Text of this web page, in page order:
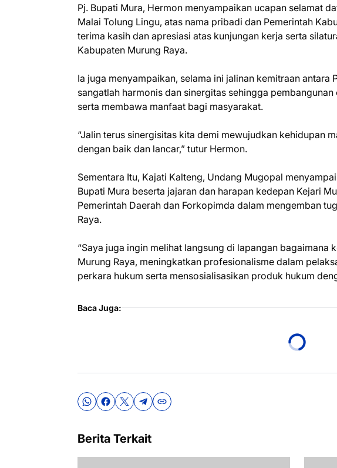
Pj. Bupati Mura, Hermon menyampaikan ucapan selamat
Malai Tolung Lingu, atas nama pribadi dan Pemerintah
terima kasih dan apresiasi atas kunjungan kerja serta
Kabupaten Murung Raya.
Ia juga menyampaikan, selama ini jalinan kemitraan antara
sangatlah harmonis dan sinergitas sehingga
serta membawa manfaat bagi masyarakat.
“Jalin terus sinergisitas kita demi mewujudkan kehidupan
dengan baik dan lancar,” tutur Hermon.
Sementara Itu, Kajati Kalteng, Undang Mugopal
Bupati Mura beserta jajaran dan harapan kedepan Kejari
Pemerintah Daerah dan Forkopimda dalam mengemban
Raya.
“Saya juga ingin melihat langsung di lapangan bagaimana
Murung Raya, meningkatkan profesionalisme dalam
perkara hukum serta mensosialisasikan produk hukum
Baca Juga:
Berita Terkait